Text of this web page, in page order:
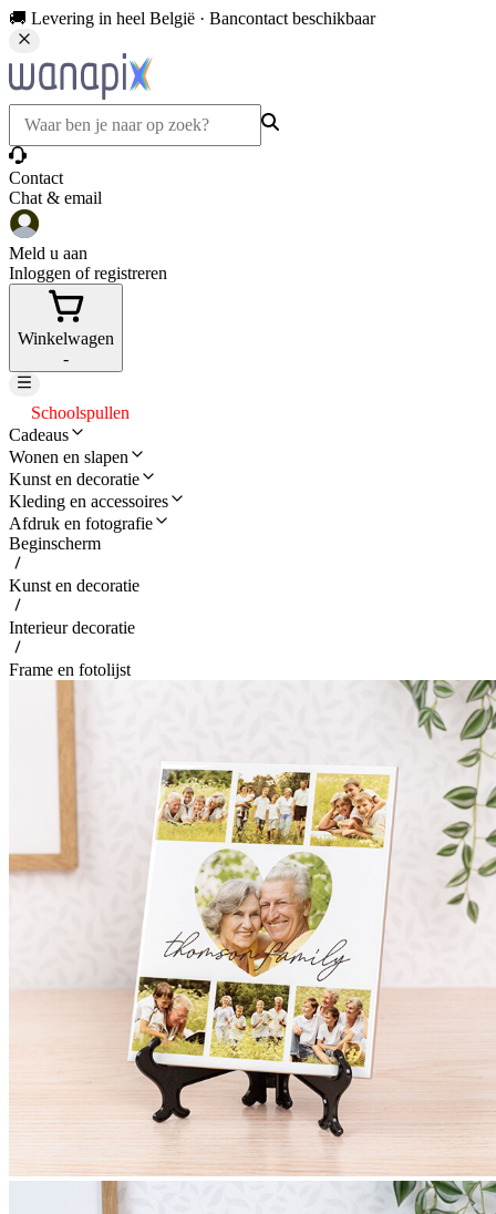
🚚 Levering in heel België · Bancontact beschikbaar
Contact
Chat & email
Meld u aan
Inloggen of registreren
Winkelwagen
-
Schoolspullen
Cadeaus
Wonen en slapen
Kunst en decoratie
Kleding en accessoires
Afdruk en fotografie
Beginscherm
Kunst en decoratie
Interieur decoratie
Frame en fotolijst